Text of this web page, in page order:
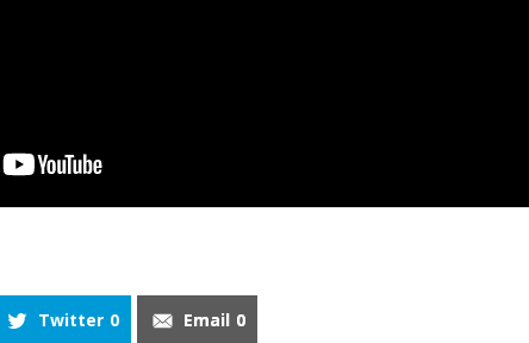
Twitter 0 Email 0